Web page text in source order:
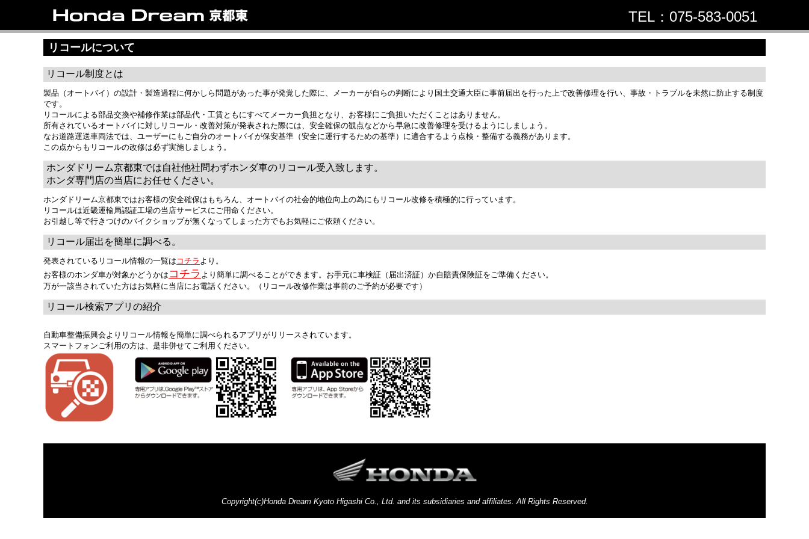
TEL：075-583-0051
トップ ラインアップ
試乗車情報
中古車情報
新車情報 店舗情報
リコールについて
リコールについて
リコール制度とは
製品（オートバイ）の設計・製造過程に何かしら問題があった事が発覚した際に、メーカーが自らの判断により国土交通大臣に事前届出を行った上で改善修理を行い、事故・トラブルを未然に防止する制度
です。
リコールによる部品交換や補修作業は部品代・工賃ともにすべてメーカー負担となり、お客様にご負担いただくことはありません。
所有されているオートバイに対しリコール・改善対策が発表された際には、安全確保の観点などから早急に改善修理を受けるようにしましょう。
なお道路運送車両法では、ユーザーにもご自分のオートバイが保安基準（安全に運行するための基準）に適合するよう点検・整備する義務があります。
この点からもリコールの改修は必ず実施しましょう。
ホンダドリーム京都東では自社他社問わずホンダ車のリコール受入致します。
ホンダ専門店の当店にお任せください。
ホンダドリーム京都東ではお客様の安全確保はもちろん、オートバイの社会的地位向上の為にもリコール改修を積極的に行っています。
リコールは近畿運輸局認証工場の当店サービスにご用命ください。
お引越し等で行きつけのバイクショップが無くなってしまった方でもお気軽にご依頼ください。
リコール届出を簡単に調べる。
発表されているリコール情報の一覧は コチラ より。
お客様のホンダ車が対象かどうかは コチラ より簡単に調べることができます。お手元に車検証（届出済証）か自賠責保険証をご準備ください。
万が一該当されていた方はお気軽に当店にお電話ください。（リコール改修作業は事前のご予約が必要です）
リコール検索アプリの紹介
自動車整備振興会よりリコール情報を簡単に調べられるアプリがリリースされています。
スマートフォンご利用の方は、是非併せてご利用ください。
Copyright(c)Honda Dream Kyoto Higashi Co., Ltd. and its subsidiaries and affiliates. All Rights Reserved.